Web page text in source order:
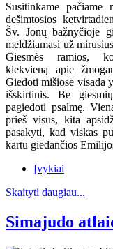
Susitinkame
dešimtosios
Šv. Jonų bažnyčioje
meldžiamasi už
Giesmės ramios,
kiekvieną apie
Giedoti mišiose visada
išskirtinis. Be
pagiedoti psalmę.
prieš visus, kita
pasakyti, kad viskas
kartu giedančios
Įvykiai
Skaityti daugiau...
Simajudo